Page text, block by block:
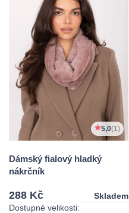
5,0(1)
Dámský fialový hladký
nákrčník
288 Kč
Skladem
Dostupné velikosti: